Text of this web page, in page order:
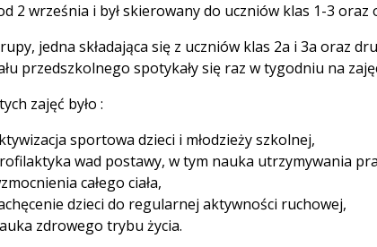
2 września i był skierowany do uczniów klas 1-3 oraz
jedna składająca się z uczniów klas 2a i 3a oraz
przedszkolnego spotykały się raz w tygodniu na
zajęć było :
sportowa dzieci i młodzieży szkolnej,
wad postawy, w tym nauka utrzymywania
całego ciała,
dzieci do regularnej aktywności ruchowej,
zdrowego trybu życia.